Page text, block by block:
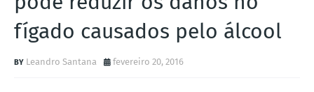
fígado causados pelo álcool
Leandro Santana fevereiro 20, 2016